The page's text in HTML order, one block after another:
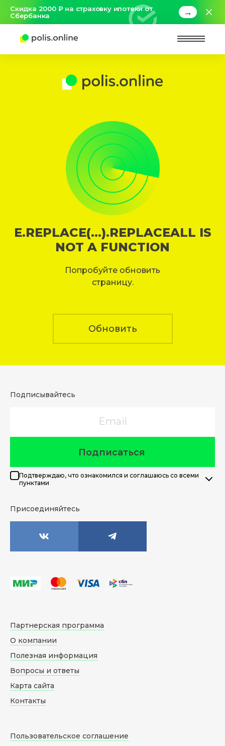
Скидка 2000 ₽ на страховку ипотеки от
Сбербанка
→
E.REPLACE(...).REPLACEALL IS
NOT A FUNCTION
Попробуйте обновить
страницу.
Обновить
Подписывайтесь
Подписаться
Подтверждаю, что ознакомился и соглашаюсь со всеми
пунктами
Присоединяйтесь
Партнерская программа
О компании
Полезная информация
Вопросы и ответы
Карта сайта
Контакты
Пользовательское соглашение